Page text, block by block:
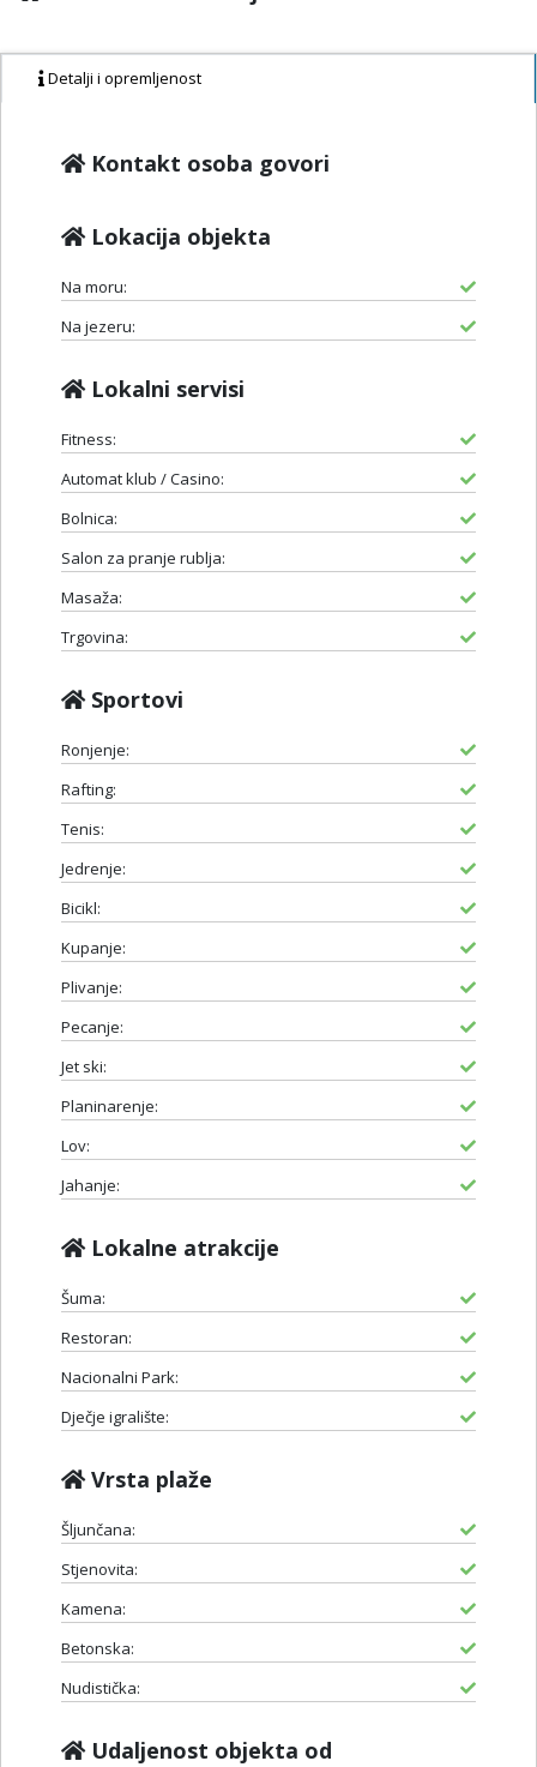
Detalji i opremljenost
Kontakt osoba govori
Lokacija objekta
Na moru:
Na jezeru:
Lokalni servisi
Fitness:
Automat klub / Casino:
Bolnica:
Salon za pranje rublja:
Masaža:
Trgovina:
Sportovi
Ronjenje:
Rafting:
Tenis:
Jedrenje:
Bicikl:
Kupanje:
Plivanje:
Pecanje:
Jet ski:
Planinarenje:
Lov:
Jahanje:
Lokalne atrakcije
Šuma:
Restoran:
Nacionalni Park:
Dječje igralište:
Vrsta plaže
Šljunčana:
Stjenovita:
Kamena:
Betonska:
Nudistička:
Udaljenost objekta od